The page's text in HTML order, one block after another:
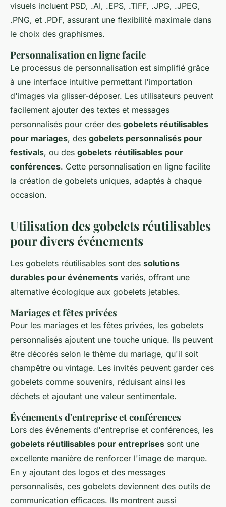
visuels incluent PSD, .AI, .EPS, .TIFF, .JPG, .JPEG,
.PNG, et .PDF, assurant une flexibilité maximale dans
le choix des graphismes.
Personnalisation en ligne facile
Le processus de personnalisation est simplifié grâce
à une interface intuitive permettant l'importation
d'images via glisser-déposer. Les utilisateurs peuvent
facilement ajouter des textes et messages
personnalisés pour créer des gobelets réutilisables
pour mariages, des gobelets personnalisés pour
festivals, ou des gobelets réutilisables pour
conférences. Cette personnalisation en ligne facilite
la création de gobelets uniques, adaptés à chaque
occasion.
Utilisation des gobelets réutilisables
pour divers événements
Les gobelets réutilisables sont des solutions
durables pour événements variés, offrant une
alternative écologique aux gobelets jetables.
Mariages et fêtes privées
Pour les mariages et les fêtes privées, les gobelets
personnalisés ajoutent une touche unique. Ils peuvent
être décorés selon le thème du mariage, qu'il soit
champêtre ou vintage. Les invités peuvent garder ces
gobelets comme souvenirs, réduisant ainsi les
déchets et ajoutant une valeur sentimentale.
Événements d'entreprise et conférences
Lors des événements d'entreprise et conférences, les
gobelets réutilisables pour entreprises sont une
excellente manière de renforcer l'image de marque.
En y ajoutant des logos et des messages
personnalisés, ces gobelets deviennent des outils de
communication efficaces. Ils montrent aussi